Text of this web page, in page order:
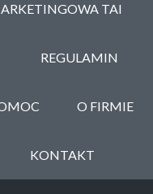
TAI
REGULAMIN
O FIRMIE
KONTAKT